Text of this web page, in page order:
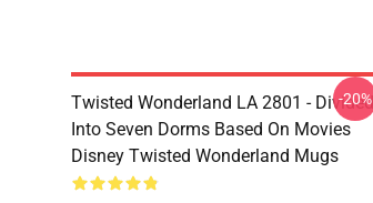
Twisted Wonderland LA 2801 - Divided
Into Seven Dorms Based On Movies
Disney Twisted Wonderland Mugs
-20%